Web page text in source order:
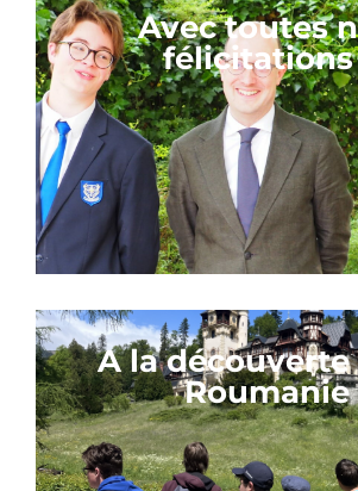
Avec toutes
félicitations
A la découverte
Roumanie